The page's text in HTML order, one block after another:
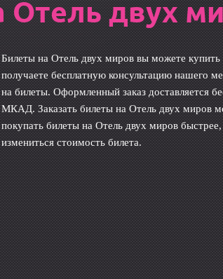
Отель двух
Билеты на Отель двух миров вы можете
получаете бесплатную консультацию нашего
на билеты. Оформленный заказ доставляется
МКАД. Заказать билеты на Отель двух миров
покупать билеты на Отель двух миров
измениться стоимость билета.